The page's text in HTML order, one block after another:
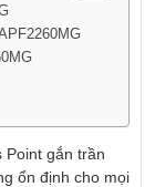
Point gắn trần
ổn định cho mọi